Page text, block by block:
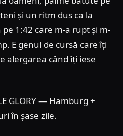
și un ritm dus ca la
1:42 care m-a rupt și m-
E genul de cursă care îți
alergarea când îți iese
GLORY — Hamburg +
în șase zile.